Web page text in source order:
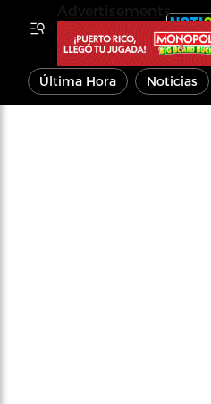
Última Hora Noticias
Advertisements